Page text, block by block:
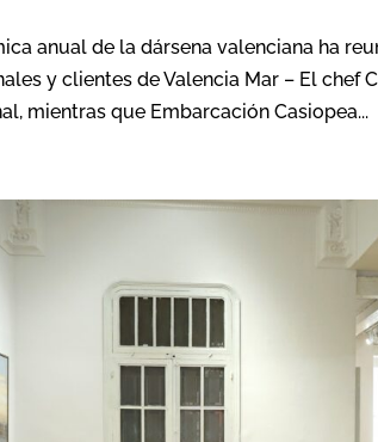
anual de la dársena valenciana ha
y clientes de Valencia Mar – El chef
mientras que Embarcación Casiopea...